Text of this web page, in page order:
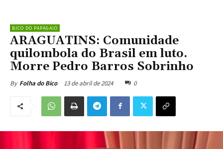
BICO DO PAPAGAIO
ARAGUATINS: Comunidade
quilombola do Brasil em luto.
Morre Pedro Barros Sobrinho
By Folha do Bico 13 de abril de 2024 0